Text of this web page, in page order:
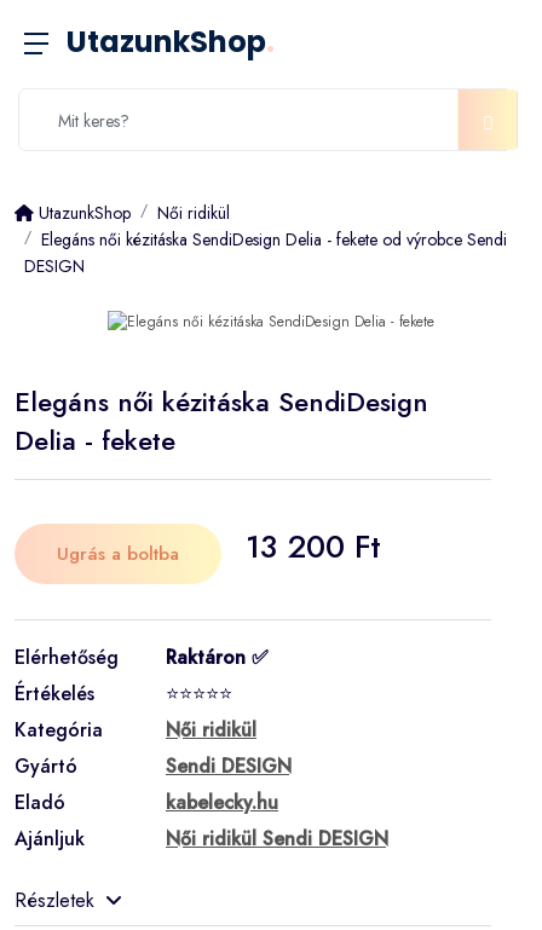
UtazunkShop.
UtazunkShop
Női ridikül
Elegáns női kézitáska SendiDesign Delia - fekete od výrobce Sendi
DESIGN
Elegáns női kézitáska SendiDesign
Delia - fekete
Ugrás a boltba 13 200 Ft
Elérhetőség
Raktáron ✅
Értékelés
⭐⭐⭐⭐⭐
Kategória
Női ridikül
Gyártó
Sendi DESIGN
Eladó
kabelecky.hu
Ajánljuk
Női ridikül Sendi DESIGN
Részletek